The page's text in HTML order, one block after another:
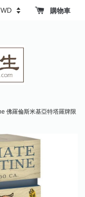
購物車
佛羅倫斯米基亞特塔羅牌限